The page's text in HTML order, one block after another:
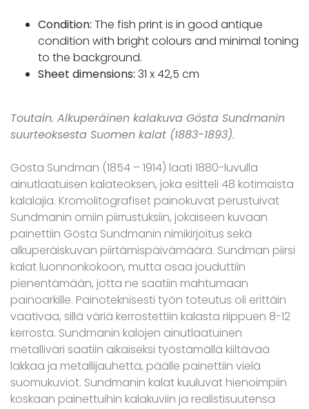
Condition: The fish print is in good antique
condition with bright colours and minimal toning
to the background.
Sheet dimensions: 31 x 42,5 cm
Toutain. Alkuperäinen kalakuva Gösta Sundmanin
suurteoksesta Suomen kalat (1883-1893).
Gösta Sundman (1854 – 1914) laati 1880-luvulla
ainutlaatuisen kalateoksen, joka esitteli 48 kotimaista
kalalajia. Kromolitografiset painokuvat perustuivat
Sundmanin omiin piirrustuksiin, jokaiseen kuvaan
painettiin Gösta Sundmanin nimikirjoitus sekä
alkuperäiskuvan piirtämispäivämäärä. Sundman piirsi
kalat luonnonkokoon, mutta osaa jouduttiin
pienentämään, jotta ne saatiin mahtumaan
painoarkille. Painoteknisesti työn toteutus oli erittäin
vaativaa, sillä väriä kerrostettiin kalasta riippuen 8-12
kerrosta. Sundmanin kalojen ainutlaatuinen
metalliväri saatiin aikaiseksi työstämällä kiiltävää
lakkaa ja metallijauhetta, päälle painettiin vielä
suomukuviot. Sundmanin kalat kuuluvat hienoimpiin
koskaan painettuihin kalakuviin ja realistisuutensa